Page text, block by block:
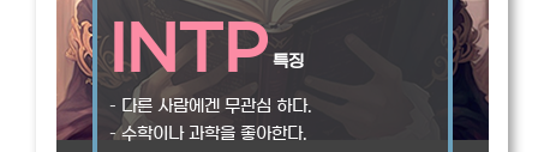
INTP 특징
– 다른 사람에겐 무관심 하다.
– 수학이나 과학을 좋아한다.